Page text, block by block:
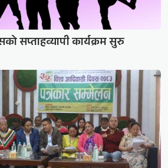
सप्ताहव्यापी कार्यक्रम सुरु